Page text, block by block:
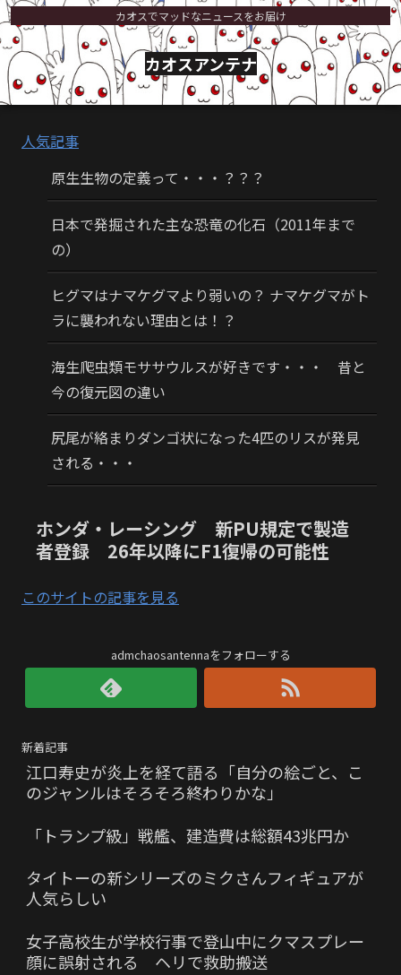
カオスでマッドなニュースをお届け
カオスアンテナ
人気記事
原生生物の定義って・・・？？？
日本で発掘された主な恐竜の化石（2011年まで
の）
ヒグマはナマケグマより弱いの？ ナマケグマがト
ラに襲われない理由とは！？
海生爬虫類モササウルスが好きです・・・ 昔と
今の復元図の違い
尻尾が絡まりダンゴ状になった4匹のリスが発見
される・・・
ホンダ・レーシング 新PU規定で製造
者登録 26年以降にF1復帰の可能性
このサイトの記事を見る
admchaosantennaをフォローする
新着記事
江口寿史が炎上を経て語る「自分の絵ごと、こ
のジャンルはそろそろ終わりかな」
「トランプ級」戦艦、建造費は総額43兆円か
タイトーの新シリーズのミクさんフィギュアが
人気らしい
女子高校生が学校行事で登山中にクマスプレー
顔に誤射される ヘリで救助搬送